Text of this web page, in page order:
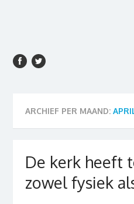
ARCHIEF PER MAAND:
De kerk heeft
zowel fysiek